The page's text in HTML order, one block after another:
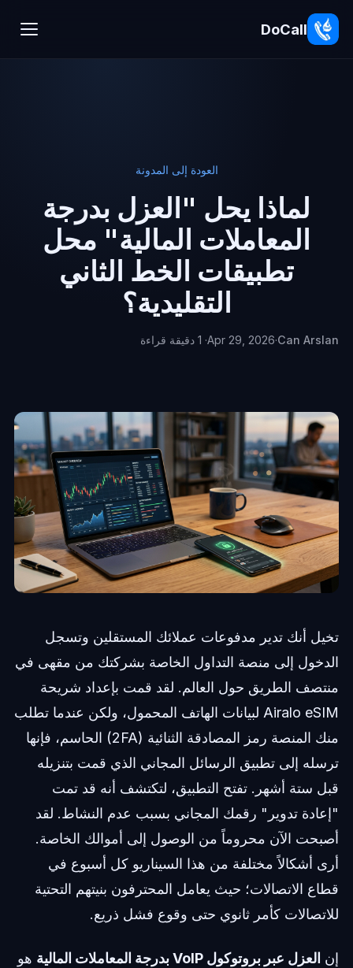
DoCall
العودة إلى المدونة
لماذا يحل "العزل بدرجة
المعاملات المالية" محل
تطبيقات الخط الثاني
التقليدية؟
Can Arslan
·
Apr 29, 2026· 1 دقيقة قراءة
تخيل أنك تدير مدفوعات عملائك المستقلين وتسجل
الدخول إلى منصة التداول الخاصة بشركتك من مقهى في
منتصف الطريق حول العالم. لقد قمت بإعداد شريحة
Airalo eSIM لبيانات الهاتف المحمول، ولكن عندما تطلب
منك المنصة رمز المصادقة الثنائية (2FA) الحاسم، فإنها
ترسله إلى تطبيق الرسائل المجاني الذي قمت بتنزيله
قبل ستة أشهر. تفتح التطبيق، لتكتشف أنه قد تمت
"إعادة تدوير" رقمك المجاني بسبب عدم النشاط. لقد
أصبحت الآن محروماً من الوصول إلى أموالك الخاصة.
أرى أشكالاً مختلفة من هذا السيناريو كل أسبوع في
قطاع الاتصالات؛ حيث يعامل المحترفون بنيتهم التحتية
للاتصالات كأمر ثانوي حتى وقوع فشل ذريع.
إن العزل عبر بروتوكول VoIP بدرجة المعاملات المالية
هو